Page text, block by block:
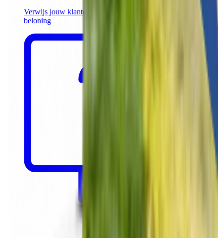
Verwijs jouw klanten door naar Funkey en ontvang een
beloning